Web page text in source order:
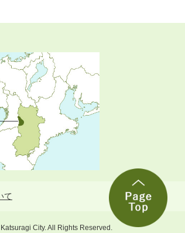
て
City. All Rights Reserved.